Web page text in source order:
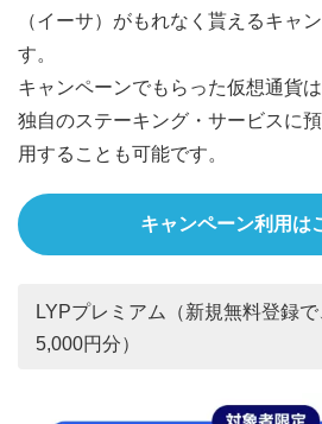
（イーサ）がもれなく貰えるキャ
す。
キャンペーンでもらった仮想通貨
独自のステーキング・サービスに
用することも可能です。
キャンペーン利用は
LYPプレミアム（新規無料登録
5,000円分）